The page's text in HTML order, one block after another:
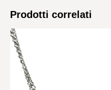
Prodotti correlati